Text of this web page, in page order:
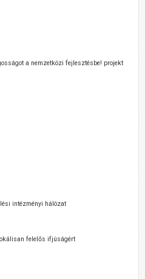
a nemzetközi fejlesztésbe! projekt
intézményi hálózat
felelős ifjúságért